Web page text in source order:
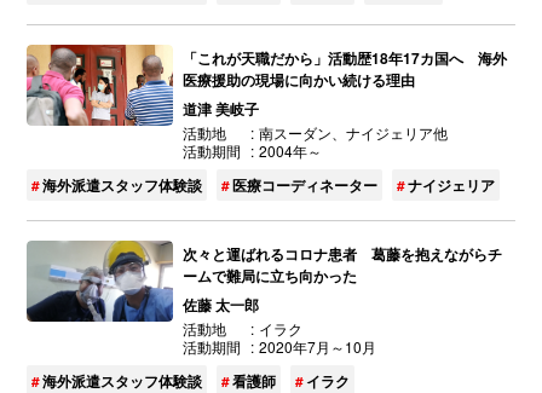
「これが天職だから」活動歴18年17カ国へ 海外
医療援助の現場に向かい続ける理由
道津 美岐子
活動地
南スーダン、ナイジェリア他
活動期間
2004年～
海外派遣スタッフ体験談 医療コーディネーター ナイジェリア
次々と運ばれるコロナ患者 葛藤を抱えながらチ
ームで難局に立ち向かった
佐藤 太一郎
活動地
イラク
活動期間
2020年7月～10月
海外派遣スタッフ体験談 看護師 イラク